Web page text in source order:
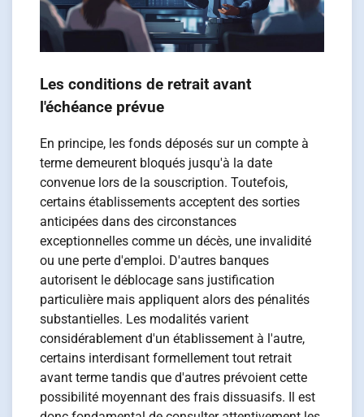
Les conditions de retrait avant
l'échéance prévue
En principe, les fonds déposés sur un compte à
terme demeurent bloqués jusqu'à la date
convenue lors de la souscription. Toutefois,
certains établissements acceptent des sorties
anticipées dans des circonstances
exceptionnelles comme un décès, une invalidité
ou une perte d'emploi. D'autres banques
autorisent le déblocage sans justification
particulière mais appliquent alors des pénalités
substantielles. Les modalités varient
considérablement d'un établissement à l'autre,
certains interdisant formellement tout retrait
avant terme tandis que d'autres prévoient cette
possibilité moyennant des frais dissuasifs. Il est